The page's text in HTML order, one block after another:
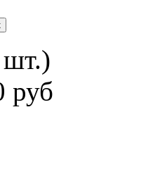
шт.)
руб